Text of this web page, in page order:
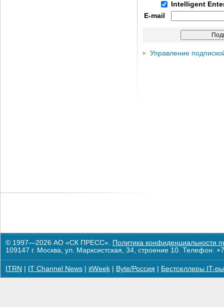
Intelligent
E-mail
Управление
© 1997—2026 АО «СК ПРЕСС». Политика конфиденциальности
109147 г. Москва, ул. Марксистская, 34, строение 10. Телефон:
ITRN IT Channel News itWeek Byte/Россия Бестселлеры IT-